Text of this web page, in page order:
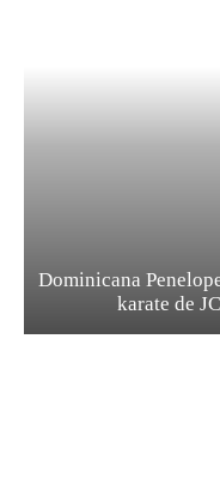
Dominicana
karate de